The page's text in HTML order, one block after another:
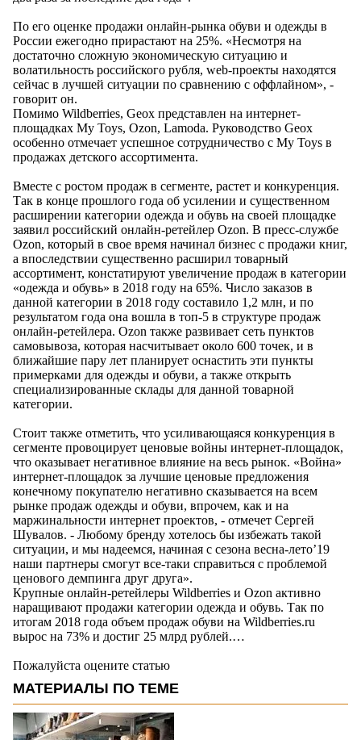
По его оценке продажи онлайн-рынка обуви и одежды в
России ежегодно прирастают на 25%. «Несмотря на
достаточно сложную экономическую ситуацию и
волатильность российского рубля, web-проекты находятся
сейчас в лучшей ситуации по сравнению с оффлайном», -
говорит он.
Помимо Wildberries, Geox представлен на интернет-
площадках My Toys, Ozon, Lamoda. Руководство Geox
особенно отмечает успешное сотрудничество с My Toys в
продажах детского ассортимента.
Вместе с ростом продаж в сегменте, растет и конкуренция.
Так в конце прошлого года об усилении и существенном
расширении категории одежда и обувь на своей площадке
заявил российский онлайн-ретейлер Ozon. В пресс-службе
Ozon, который в свое время начинал бизнес с продажи книг,
а впоследствии существенно расширил товарный
ассортимент, констатируют увеличение продаж в категории
«одежда и обувь» в 2018 году на 65%. Число заказов в
данной категории в 2018 году составило 1,2 млн, и по
результатом года она вошла в топ-5 в структуре продаж
онлайн-ретейлера. Ozon также развивает сеть пунктов
самовывоза, которая насчитывает около 600 точек, и в
ближайшие пару лет планирует оснастить эти пункты
примерками для одежды и обуви, а также открыть
специализированные склады для данной товарной
категории.
Стоит также отметить, что усиливающаяся конкуренция в
сегменте провоцирует ценовые войны интернет-площадок,
что оказывает негативное влияние на весь рынок. «Война»
интернет-площадок за лучшие ценовые предложения
конечному покупателю негативно сказывается на всем
рынке продаж одежды и обуви, впрочем, как и на
маржинальности интернет проектов, - отмечет Сергей
Шувалов. - Любому бренду хотелось бы избежать такой
ситуации, и мы надеемся, начиная с сезона весна-лето’19
наши партнеры смогут все-таки справиться с проблемой
ценового демпинга друг друга».
Крупные онлайн-ретейлеры Wildberries и Ozon активно
наращивают продажи категории одежда и обувь. Так по
итогам 2018 года объем продаж обуви на Wildberries.ru
вырос на 73% и достиг 25 млрд рублей.…
Пожалуйста оцените статью
МАТЕРИАЛЫ ПО ТЕМЕ